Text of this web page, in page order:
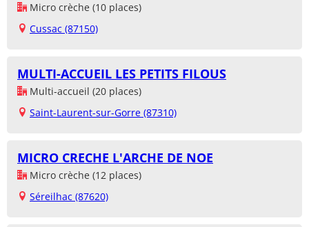
Micro crèche (10 places)
Cussac (87150)
MULTI-ACCUEIL LES PETITS FILOUS
Multi-accueil (20 places)
Saint-Laurent-sur-Gorre (87310)
MICRO CRECHE L'ARCHE DE NOE
Micro crèche (12 places)
Séreilhac (87620)